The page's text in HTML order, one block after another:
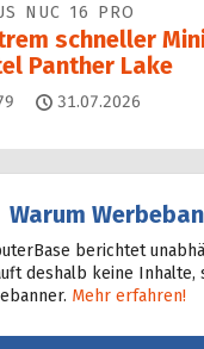
NUC 16 PRO
schneller
Panther Lake
Kommentare
31.07.2026
Warum
berichtet
deshalb keine Inhalte,
Mehr erfahren!